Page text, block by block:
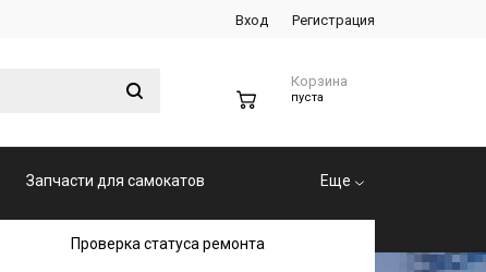
Вход Регистрация
Корзина
пуста
Запчасти для самокатов Еще
Проверка статуса ремонта